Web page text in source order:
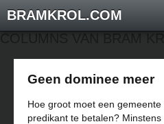
BRAMKROL.COM
Geen dominee meer
Hoe groot moet een
predikant te betalen?